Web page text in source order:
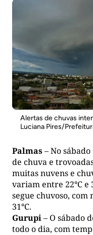
Alertas de chuvas
Luciana Pires/
Palmas– No
de chuva e
muitas nuvens e
variam entre 22°C e
segue chuvoso, com
31°C.
Gurupi– O sábado
todo o dia, com